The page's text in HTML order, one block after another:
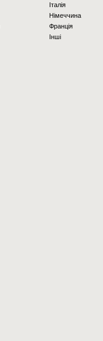
Італія
Німеччина
Франція
Інші